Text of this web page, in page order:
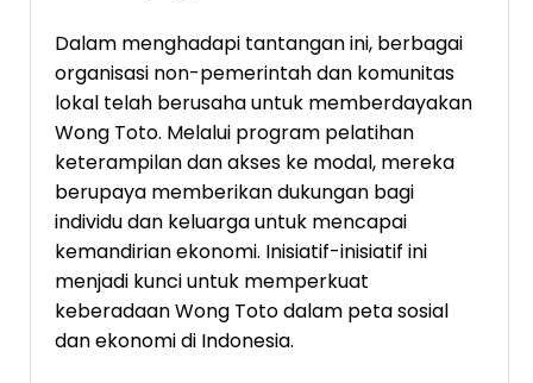
Dalam menghadapi tantangan ini, berbagai
organisasi non-pemerintah dan komunitas
lokal telah berusaha untuk memberdayakan
Wong Toto. Melalui program pelatihan
keterampilan dan akses ke modal, mereka
berupaya memberikan dukungan bagi
individu dan keluarga untuk mencapai
kemandirian ekonomi. Inisiatif-inisiatif ini
menjadi kunci untuk memperkuat
keberadaan Wong Toto dalam peta sosial
dan ekonomi di Indonesia.